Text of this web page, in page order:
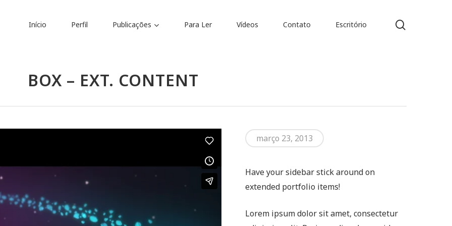
Início Perfil Publicações
Prefácios e Apresentações de Obras Jurídicas
Para Ler Vídeos Contato Escritório
BOX – EXT. CONTENT
março 23, 2013
Have your sidebar stick around on
extended portfolio items!
Lorem ipsum dolor sit amet, consectetur